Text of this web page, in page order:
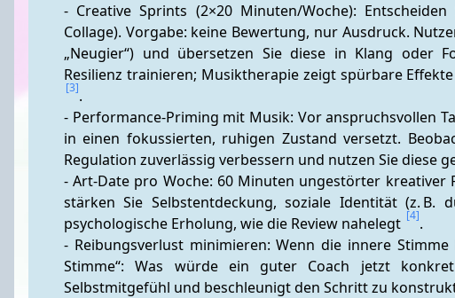
- Creative Sprints (2×20 Minuten/Woche):
Collage). Vorgabe: keine Bewertung, nur Ausdruck.
„Neugier“) und übersetzen Sie diese in Klang oder
[3].
- Performance-Priming mit Musik: Vor anspruchsvollen
in einen fokussierten, ruhigen Zustand versetzt.
Regulation zuverlässig verbessern und nutzen Sie diese
- Art-Date pro Woche: 60 Minuten ungestörter kreativer
stärken Sie Selbstentdeckung, soziale Identität (z.
psychologische Erholung, wie die Review nahelegt [4].
- Reibungsverlust minimieren: Wenn die innere
Stimme“: Was würde ein guter Coach jetzt
Selbstmitgefühl und beschleunigt den Schritt zu